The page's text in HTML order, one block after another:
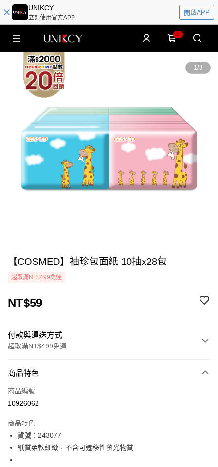
UNIKCY
立刻使用官方APP
開啟APP
0
1/3
【COSMED】袖珍包面紙 10抽x28包
超取滿NT$499免運
NT$59
付款與運送方式
超取滿NT$499免運
icash Pay
信用卡一次付款
LINE Pay
Apple Pay
商品特色
商品編號
10926062
商品特色
貨號：243077
紙質柔軟細緻，不含可遷移性螢光物質